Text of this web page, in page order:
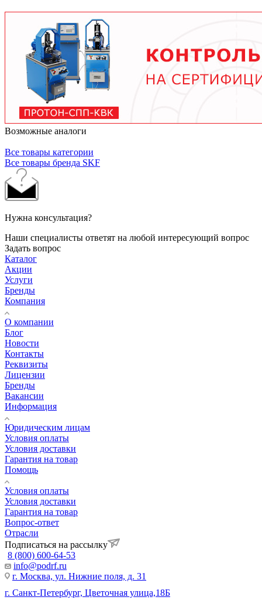
тяжелых условиях до 2 лет при нормальной
эксплуатации. Используйте только
рекомендованные производителем смазочные
материалы.
Возможные аналоги
Все товары категории
Все товары бренда SKF
Нужна консультация?
Наши специалисты ответят на любой интересующий вопрос
Задать вопрос
Каталог
Акции
Услуги
Бренды
Компания
О компании
Блог
Новости
Контакты
Реквизиты
Лицензии
Бренды
Вакансии
Информация
Юридическим лицам
Условия оплаты
Условия доставки
Гарантия на товар
Помощь
Условия оплаты
Условия доставки
Гарантия на товар
Вопрос-ответ
Отрасли
Подписаться на рассылку
8 (800) 600-64-53
info@podrf.ru
г. Москва, ул. Нижние поля, д. 31
г. Санкт-Петербург, Цветочная улица,18Б